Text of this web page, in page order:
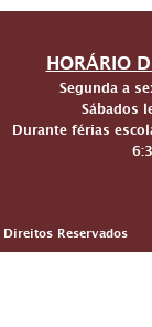
HORÁRIO
Segunda a
Sábados
Durante férias
Reservados